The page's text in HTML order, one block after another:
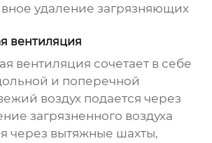
удаление загрязняющих
вентиляция
вентиляция сочетает в себе
и поперечной
воздух подается через
загрязненного воздуха
через вытяжные шахты,